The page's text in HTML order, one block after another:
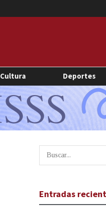
Cultura Deportes
Entradas